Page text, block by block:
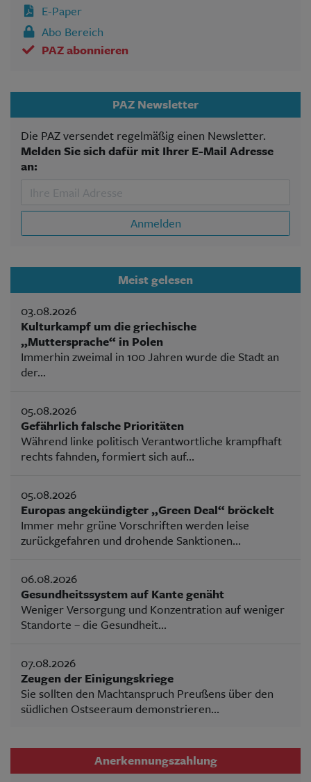
E-Paper
Abo Bereich
PAZ abonnieren
PAZ Newsletter
Die PAZ versendet regelmäßig einen Newsletter.
Melden Sie sich dafür mit Ihrer E-Mail Adresse
an:
Anmelden
Meist gelesen
03.08.2026
Kulturkampf um die griechische
„Muttersprache“ in Polen
Immerhin zweimal in 100 Jahren wurde die Stadt an
der...
05.08.2026
Gefährlich falsche Prioritäten
Während linke politisch Verantwortliche krampfhaft
rechts fahnden, formiert sich auf...
05.08.2026
Europas angekündigter „Green Deal“ bröckelt
Immer mehr grüne Vorschriften werden leise
zurückgefahren und drohende Sanktionen...
06.08.2026
Gesundheitssystem auf Kante genäht
Weniger Versorgung und Konzentration auf weniger
Standorte – die Gesundheit...
07.08.2026
Zeugen der Einigungskriege
Sie sollten den Machtanspruch Preußens über den
südlichen Ostseeraum demonstrieren...
Anerkennungszahlung